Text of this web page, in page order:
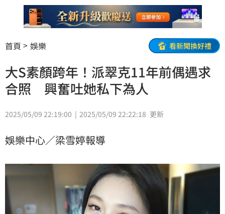
首頁 娛樂 看新聞換好禮
大S素顏跨年！派翠克11年前偶遇求
合照 興奮吐她私下為人
2025/05/09 22:19:00 2025/05/09 22:22:18 更新
娛樂中心／梁雪婷報導